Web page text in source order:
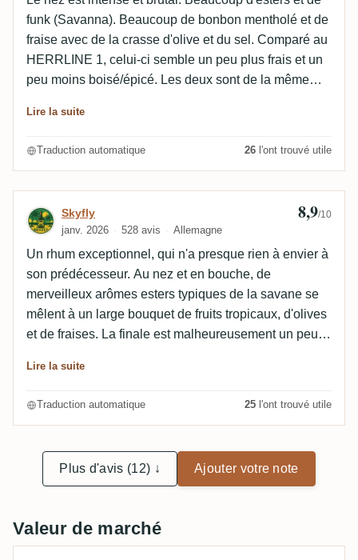
funk (Savanna). Beaucoup de bonbon mentholé et de
fraise avec de la crasse d'olive et du sel. Comparé au
HERRLINE 1, celui-ci semble un peu plus frais et un
peu moins boisé/épicé. Les deux sont de la même
légèrement le n° 1 dans cette séance. En bouche, j'ai
beaucoup d'esters, du chocolat au lait, de la douceur
et forme un profil général agréable. Cependant, pour
moi, le No. 2 n'est pas à la hauteur de son
prédécesseur en raison d'un manque d'intensité (et
de puissance du HERR). De plus, il n'est pas aussi
bien équilibré et rond que certains GA de Savanna
(l'embouteillage d'aujourd'hui en tant que côte à côte :
RX11969). En résumé : très belle mise en bouteille
mais pas tout à fait dans la ligue supérieure de ce que
Lire la suite
Traduction automatique 26 l'ont trouvé utile
Avis de Skyfly
Skyfly
janv. 2026 528 avis Allemagne
8,9/10
Un rhum exceptionnel, qui n'a presque rien à envier à
son prédécesseur. Au nez et en bouche, de
merveilleux arômes esters typiques de la savane se
mêlent à un large bouquet de fruits tropicaux, d'olives
et de fraises. La finale est malheureusement un peu
n'en reste pas moins un rhum de première classe !
globalement pas aussi puissant que son
moins fruité.
Lire la suite
Traduction automatique 25 l'ont trouvé utile
Plus d'avis (12) ↓ Ajouter votre note
Valeur de marché